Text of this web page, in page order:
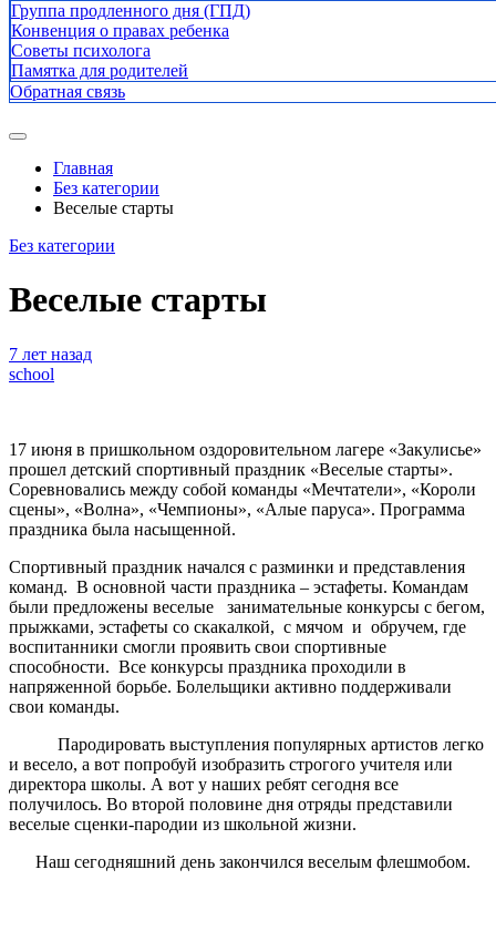
Группа продленного дня (ГПД)
Конвенция о правах ребенка
Советы психолога
Памятка для родителей
Обратная связь
Главная
Без категории
Веселые старты
Без категории
Веселые старты
7 лет назад
school
17 июня в пришкольном оздоровительном лагере «Закулисье»
прошел детский спортивный праздник «Веселые старты».
Соревновались между собой команды «Мечтатели», «Короли
сцены», «Волна», «Чемпионы», «Алые паруса». Программа
праздника была насыщенной.
Спортивный праздник начался с разминки и представления
команд. В основной части праздника – эстафеты. Командам
были предложены веселые занимательные конкурсы с бегом,
прыжками, эстафеты со скакалкой, с мячом и обручем, где
воспитанники смогли проявить свои спортивные
способности. Все конкурсы праздника проходили в
напряженной борьбе. Болельщики активно поддерживали
свои команды.
Пародировать выступления популярных артистов легко
и весело, а вот попробуй изобразить строгого учителя или
директора школы. А вот у наших ребят сегодня все
получилось. Во второй половине дня отряды представили
веселые сценки-пародии из школьной жизни.
Наш сегодняшний день закончился веселым флешмобом.